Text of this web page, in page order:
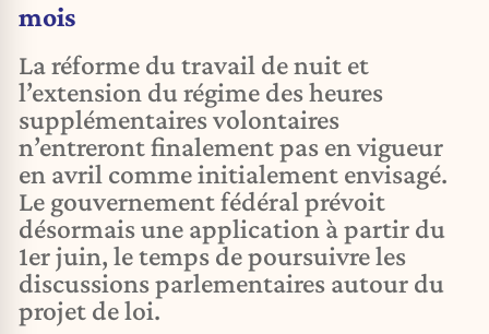
mois
La réforme du travail de nuit et
l’extension du régime des heures
supplémentaires volontaires
n’entreront finalement pas en vigueur
en avril comme initialement envisagé.
Le gouvernement fédéral prévoit
désormais une application à partir du
1er juin, le temps de poursuivre les
discussions parlementaires autour du
projet de loi.